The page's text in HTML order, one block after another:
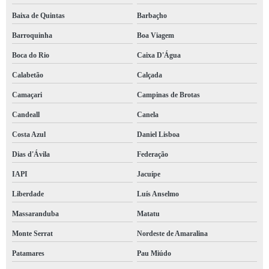
empresa de empresa e social Patamares
empresa de 2240 e social Correntina
empresa de evento 2220 e social Bonfim
empresa de e social 2210 Tucano
sst e esocial Lauro de Freitas
s 2240 e social Barbaçho
empresa e social Ondina
empresa de s2240 e social Caixa D'Água
e social para sst Mucuri
e social eventos marcar Acupe de Brotas
Baixa de Quintas Barbaçho
Barroquinha Boa Viagem
Boca do Rio Caixa D'Água
Calabetão Calçada
Camaçari Campinas de Brotas
Candeall Canela
Costa Azul Daniel Lisboa
Dias d'Ávila Federação
IAPI Jacuípe
Liberdade Luís Anselmo
Massaranduba Matatu
Monte Serrat Nordeste de Amaralina
Patamares Pau Miúdo